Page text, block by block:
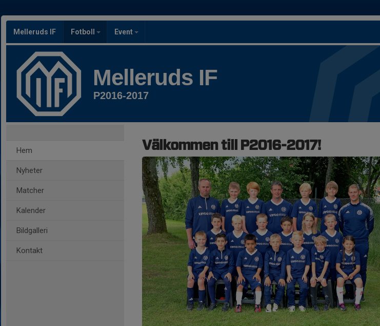
Melleruds IF Fotboll Event
Melleruds IF
P2016-2017
Hem
Nyheter
Matcher
Kalender
Bildgalleri
Kontakt
Välkommen till P2016-2017!